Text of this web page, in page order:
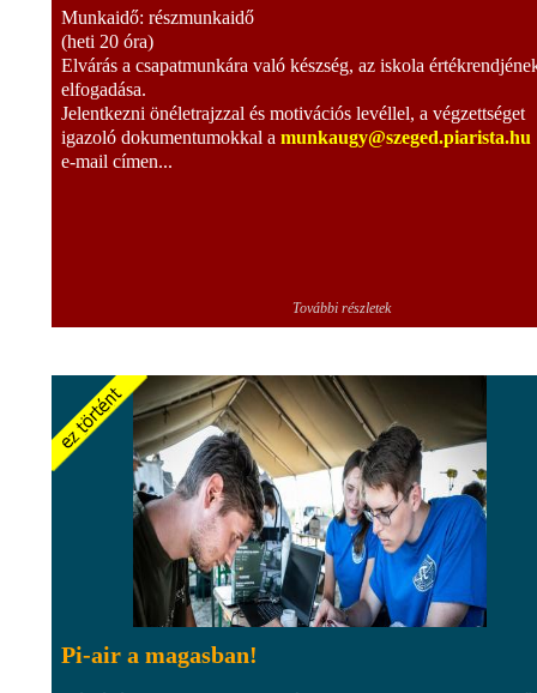
Munkaidő: részmunkaidő
(heti 20 óra)
Elvárás a csapatmunkára való készség, az iskola
elfogadása.
Jelentkezni önéletrajzzal és motivációs levéllel, a végzettséget
igazoló dokumentumokkal a munkaugy@szeged.piarista.hu
e-mail címen...
További részletek
Pi-air a magasban!